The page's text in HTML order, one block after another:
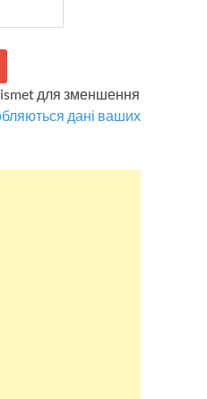
для зменшення
дані ваших